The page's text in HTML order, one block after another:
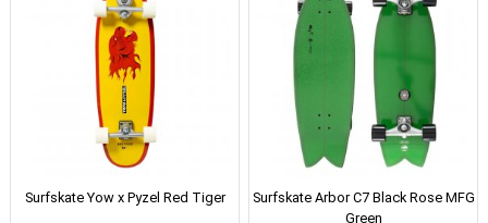
Surfskate Yow x Pyzel Red Tiger
Surfskate Arbor C7 Black Rose MFG
Green